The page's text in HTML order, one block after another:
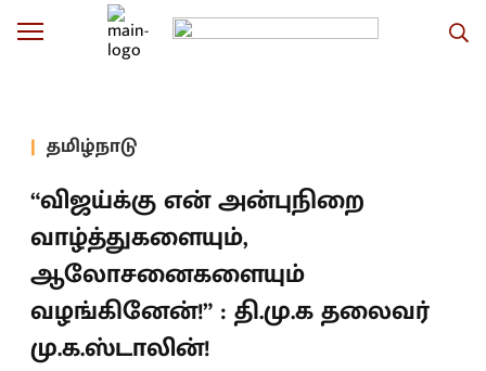
தமிழ்நாடு
“விஜய்க்கு என் அன்புநிறை
வாழ்த்துகளையும்,
ஆலோசனைகளையும்
வழங்கினேன்!” : தி.மு.க தலைவர்
மு.க.ஸ்டாலின்!